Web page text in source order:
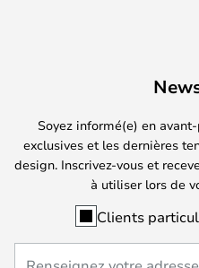
Soyez informé(e) en
exclusives et les dernières
design. Inscrivez-vous et
à utiliser lors de
Clients